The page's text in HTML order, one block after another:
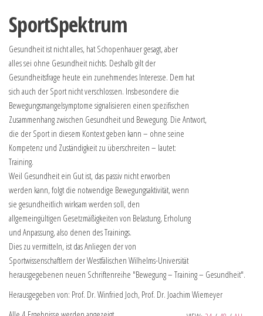
SportSpektrum
Gesundheit ist nicht alles, hat Schopenhauer gesagt, aber
alles sei ohne Gesundheit nichts. Deshalb gilt der
Gesundheitsfrage heute ein zunehmendes Interesse. Dem hat
sich auch der Sport nicht verschlossen. Insbesondere die
Bewegungsmangelsymptome signalisieren einen spezifischen
Zusammenhang zwischen Gesundheit und Bewegung. Die Antwort,
die der Sport in diesem Kontext geben kann – ohne seine
Kompetenz und Zuständigkeit zu überschreiten – lautet:
Training.
Weil Gesundheit ein Gut ist, das passiv nicht erworben
werden kann, folgt die notwendige Bewegungsaktivität, wenn
sie gesundheitlich wirksam werden soll, den
allgemeingültigen Gesetzmäßigkeiten von Belastung, Erholung
und Anpassung, also denen des Trainings.
Dies zu vermitteln, ist das Anliegen der von
Sportwissenschaftlern der Westfälischen Wilhelms-Universität
herausgegebenen neuen Schriftenreihe "Bewegung – Training – Gesundheit".
Herausgegeben von: Prof. Dr. Winfried Joch, Prof. Dr. Joachim Wiemeyer